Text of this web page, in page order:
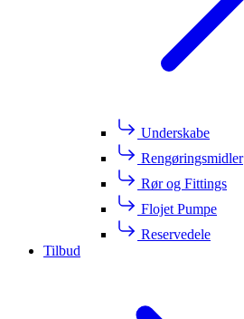
Underskabe
Rengøringsmidler
Rør og Fittings
Flojet Pumpe
Reservedele
Tilbud